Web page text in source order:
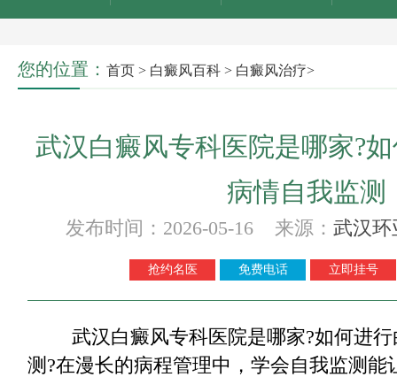
您的位置： 首页 > 白癜风百科 > 白癜风治疗>
武汉白癜风专科医院是哪家?
病情自我监测
发布时间：2026-05-16 来源： 武汉环
抢约名医 免费电话 立即挂号
武汉白癜风专科医院是哪家?如何进行
测?在漫长的病程管理中，学会自我监测能